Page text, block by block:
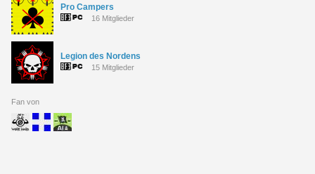
Pro Campers
16 Mitglieder
Legion des Nordens
15 Mitglieder
Fan von